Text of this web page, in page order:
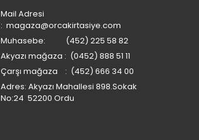
Mail Adresi
: magaza@orcakirtasiye.com
Muhasebe: (452) 225 58 82
Akyazı mağaza : (0452) 888 51 11
Çarşı mağaza : (452) 666 34 00
Adres: Akyazı Mahallesi 898.Sokak
No:24 52200 Ordu